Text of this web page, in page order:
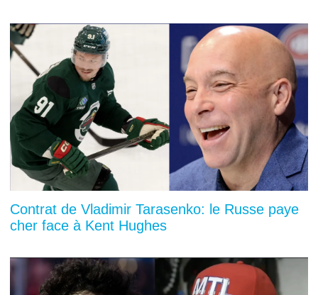
Contrat de Vladimir Tarasenko: le Russe paye
cher face à Kent Hughes